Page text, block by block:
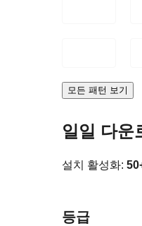
모든 패턴 보기
일일 다운
설치 활성화:
등급